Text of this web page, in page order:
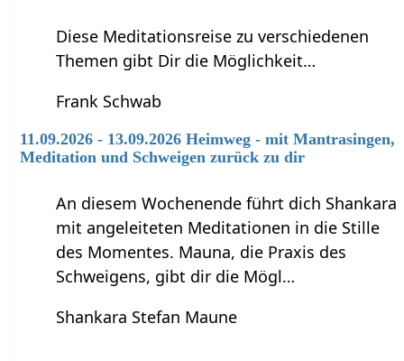
Diese Meditationsreise zu verschiedenen
Themen gibt Dir die Möglichkeit…
Frank Schwab
11.09.2026 - 13.09.2026 Heimweg - mit Mantrasingen,
Meditation und Schweigen zurück zu dir
An diesem Wochenende führt dich Shankara
mit angeleiteten Meditationen in die Stille
des Momentes. Mauna, die Praxis des
Schweigens, gibt dir die Mögl…
Shankara Stefan Maune